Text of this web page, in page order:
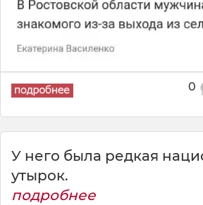
0
У него была редкая
утырок.
подробнее